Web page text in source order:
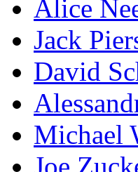
Alice
Jack
David
Michael
Joe